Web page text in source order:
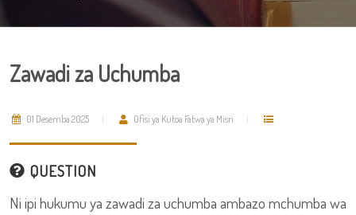
Zawadi za Uchumba
01 Desemba 2025 Ofisi ya Kutoa Fatwa ya Misri
QUESTION
Ni ipi hukumu ya zawadi za uchumba ambazo mchumba wa